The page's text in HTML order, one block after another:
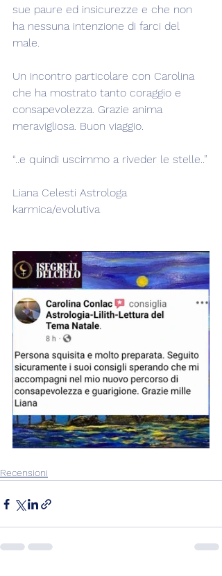
sue paure ed insicurezze e che non
ha nessuna intenzione di farci del
male.
Un incontro particolare con Carolina
che ha mostrato tanto coraggio e
consapevolezza. Grazie anima
meravigliosa. Buon viaggio.
“..e quindi uscimmo a riveder le stelle..”
Liana Celesti Astrologa
karmica/evolutiva
Recensioni